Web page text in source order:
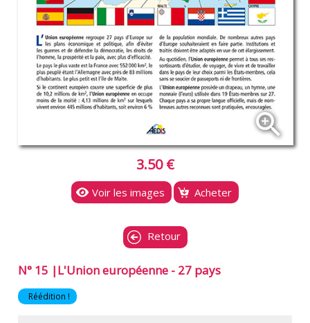
zoom_in
3.50 €
Voir les images Acheter
Retour
N° 15 |L'Union européenne - 27 pays
Réédition !